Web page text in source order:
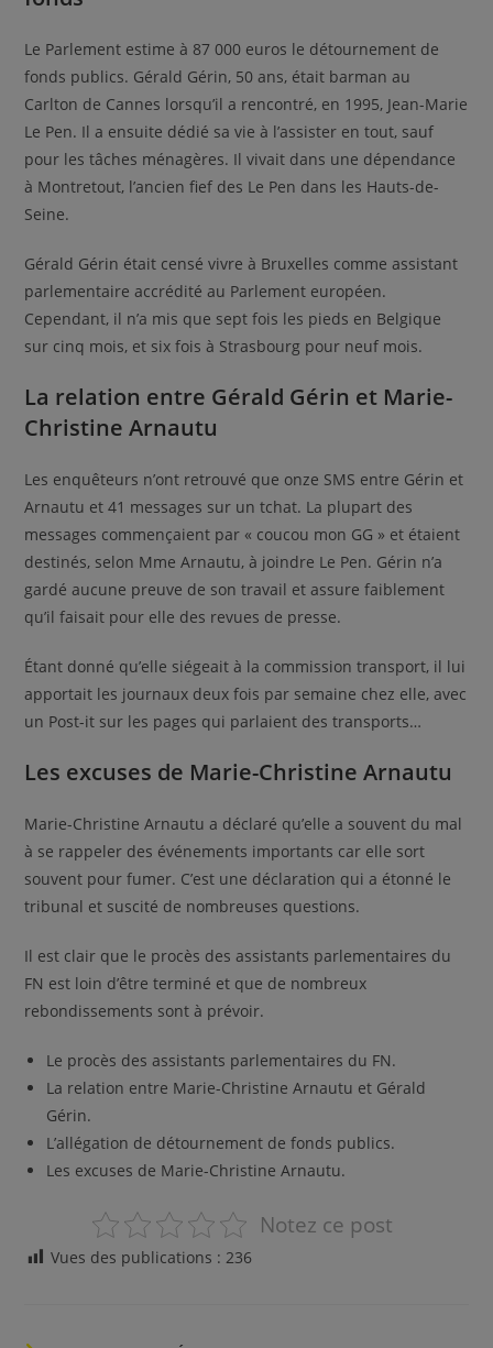
Le Parlement estime à 87 000 euros le détournement de
fonds publics. Gérald Gérin, 50 ans, était barman au
Carlton de Cannes lorsqu’il a rencontré, en 1995, Jean-Marie
Le Pen. Il a ensuite dédié sa vie à l’assister en tout, sauf
pour les tâches ménagères. Il vivait dans une dépendance
à Montretout, l’ancien fief des Le Pen dans les Hauts-de-
Seine.
Gérald Gérin était censé vivre à Bruxelles comme assistant
parlementaire accrédité au Parlement européen.
Cependant, il n’a mis que sept fois les pieds en Belgique
sur cinq mois, et six fois à Strasbourg pour neuf mois.
La relation entre Gérald Gérin et Marie-
Christine Arnautu
Les enquêteurs n’ont retrouvé que onze SMS entre Gérin et
Arnautu et 41 messages sur un tchat. La plupart des
messages commençaient par « coucou mon GG » et étaient
destinés, selon Mme Arnautu, à joindre Le Pen. Gérin n’a
gardé aucune preuve de son travail et assure faiblement
qu’il faisait pour elle des revues de presse.
Étant donné qu’elle siégeait à la commission transport, il lui
apportait les journaux deux fois par semaine chez elle, avec
un Post-it sur les pages qui parlaient des transports…
Les excuses de Marie-Christine Arnautu
Marie-Christine Arnautu a déclaré qu’elle a souvent du mal
à se rappeler des événements importants car elle sort
souvent pour fumer. C’est une déclaration qui a étonné le
tribunal et suscité de nombreuses questions.
Il est clair que le procès des assistants parlementaires du
FN est loin d’être terminé et que de nombreux
rebondissements sont à prévoir.
Le procès des assistants parlementaires du FN.
La relation entre Marie-Christine Arnautu et Gérald
Gérin.
L’allégation de détournement de fonds publics.
Les excuses de Marie-Christine Arnautu.
Notez ce post
Vues des publications : 236